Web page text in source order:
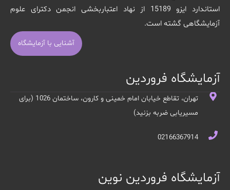
استاندارد ایزو 15189 از نهاد اعتباربخشی انجمن دکترای علوم
آزمایشگاهی گشته است.
آشنایی با آزمایشگاه
آزمایشگاه فروردین
تهران، تقاطع خیابان امام خمینی و کارون، ساختمان 1026 (برای
مسیریابی ضربه بزنید)
02166367914
آزمایشگاه فروردین نوین